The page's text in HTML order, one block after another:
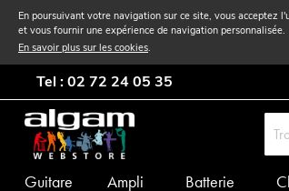
En poursuivant votre navigation sur ce site, vous acceptez
et vous fournir une expérience de navigation personnalisée.
En savoir plus sur les cookies.
Tel : 02 72 24 05 35
Guitare Ampli Batterie